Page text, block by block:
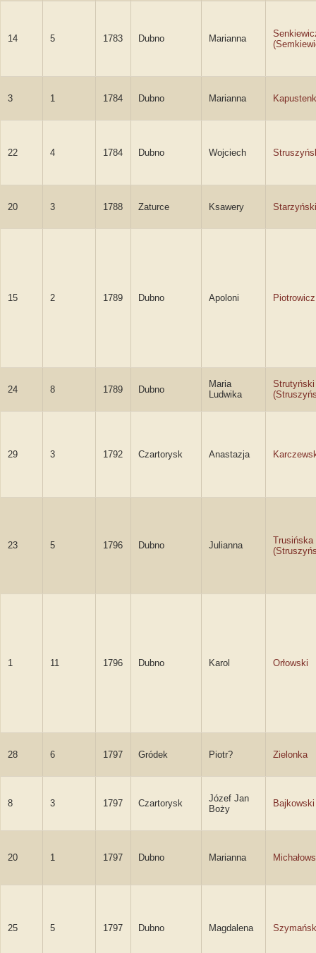
14 5 1783 Dubno Marianna
3 1 1784 Dubno Marianna
22 4 1784 Dubno Wojciech
20 3 1788 Zaturce Ksawery Starzyński
15 2 1789 Dubno Apoloni Piotrowicz
24 8 1789 Dubno
Maria
Ludwika
Strutyński
29 3 1792 Czartorysk Anastazja
23 5 1796 Dubno Julianna
Trusińska
1 11 1796 Dubno Karol Orłowski
28 6 1797 Gródek Piotr? Zielonka
8 3 1797 Czartorysk
Józef Jan
Boży
Bajkowski
20 1 1797 Dubno Marianna
25 5 1797 Dubno Magdalena